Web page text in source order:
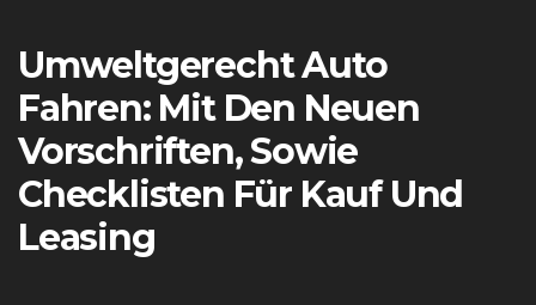
Umweltgerecht Auto
Fahren: Mit Den Neuen
Vorschriften, Sowie
Checklisten Für Kauf Und
Leasing